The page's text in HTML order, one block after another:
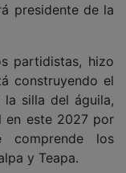
presidente de la
partidistas, hizo
construyendo el
silla del águila,
en este 2027 por
los
y Teapa.